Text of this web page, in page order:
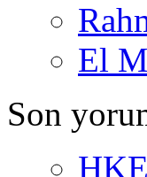
El
Son